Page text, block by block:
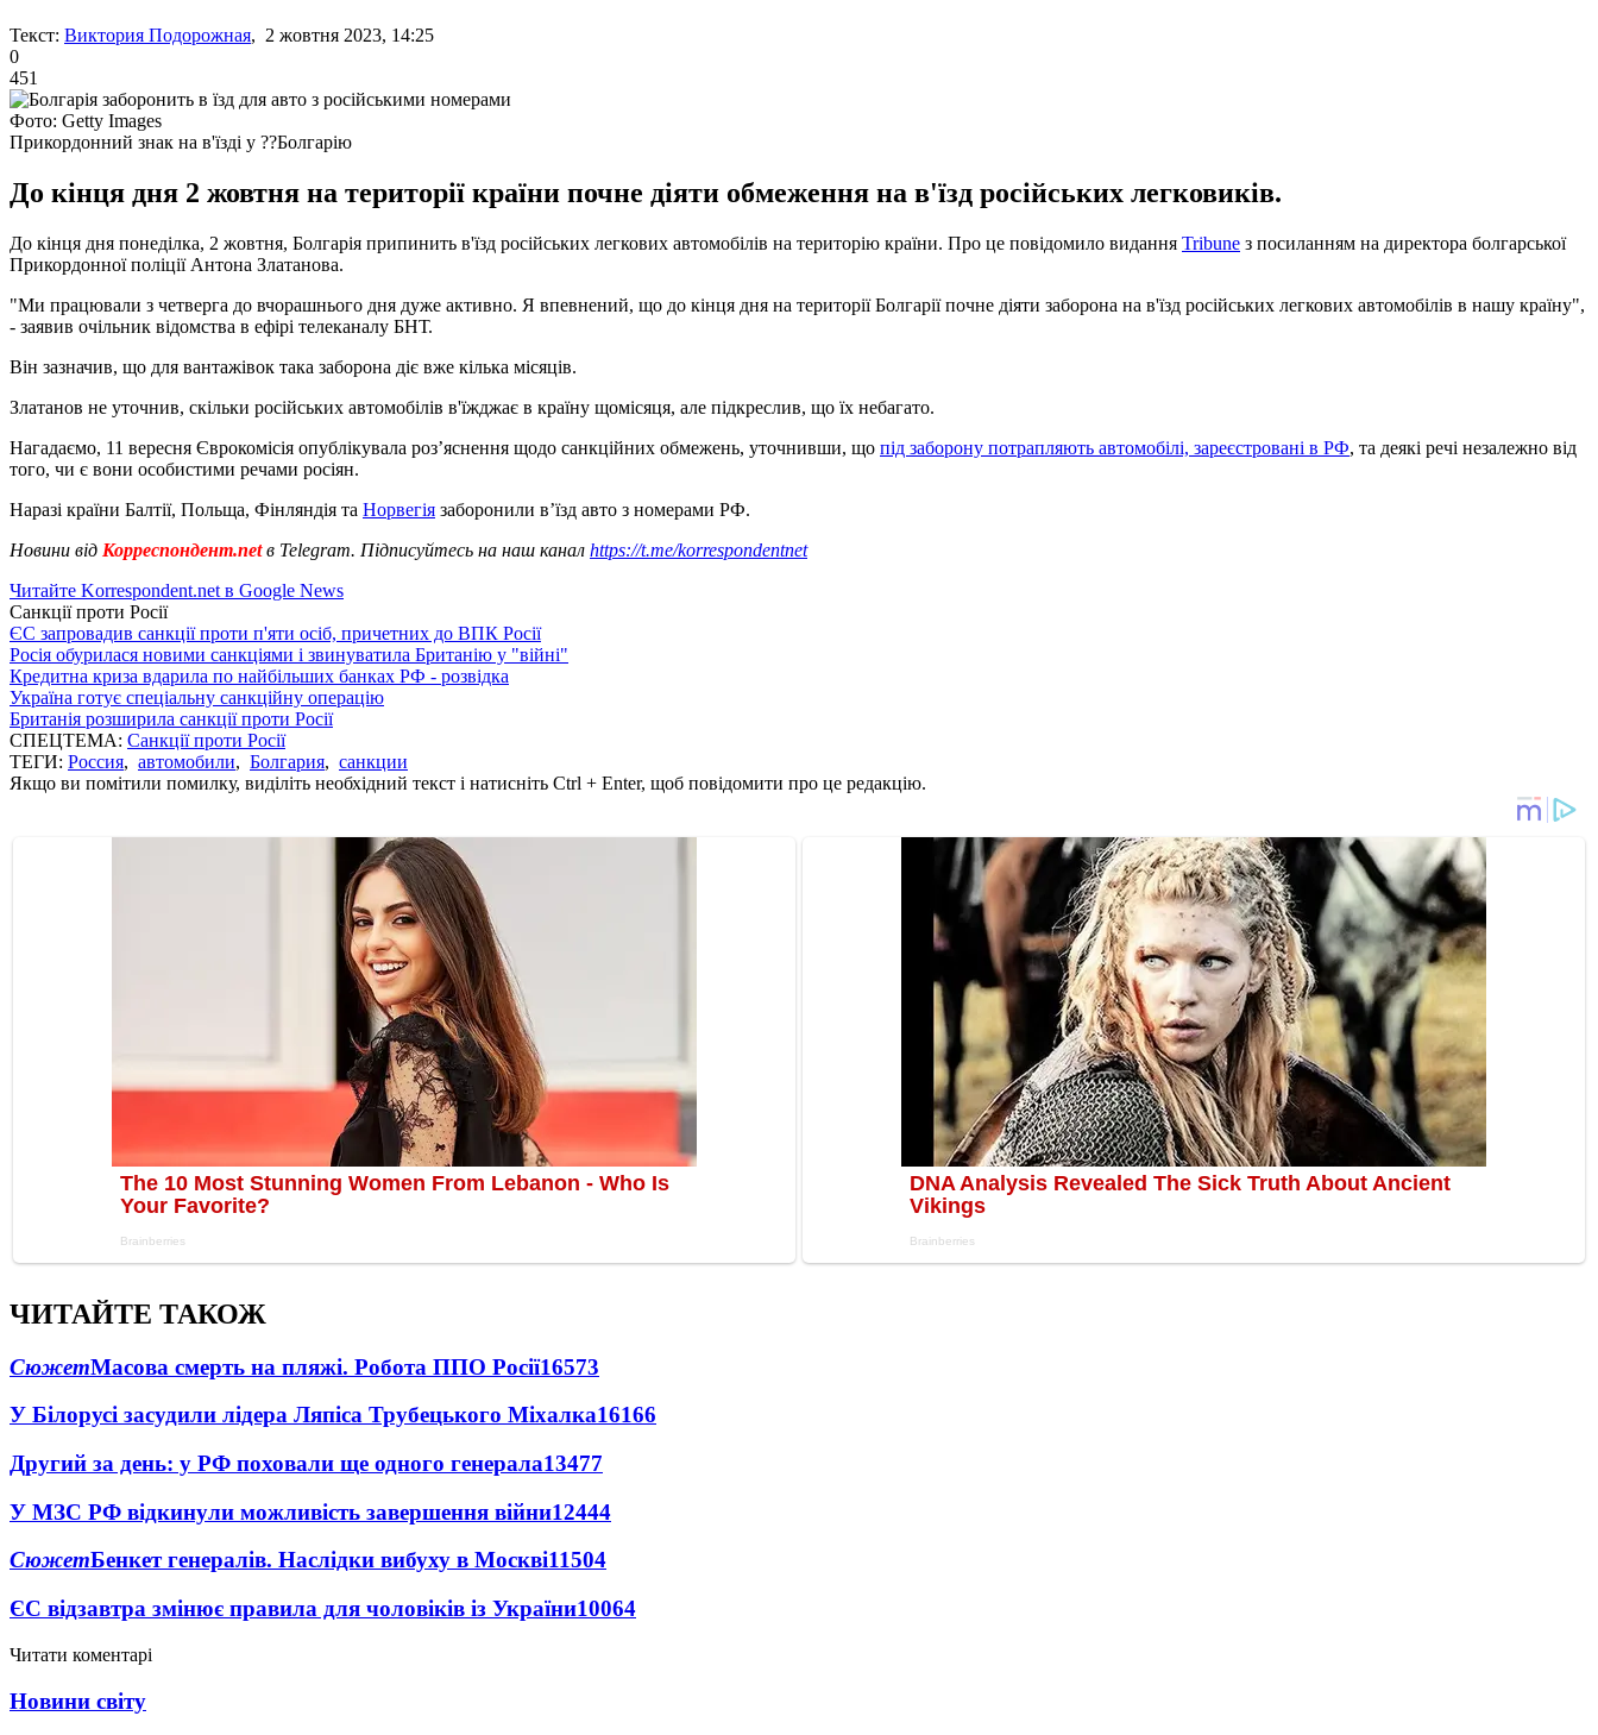
Текст: Виктория Подорожная, 2 жовтня 2023, 14:25
0
451
Фото: Getty Images
Прикордонний знак на в'їзді у ??Болгарію
До кінця дня 2 жовтня на території країни почне діяти обмеження на в'їзд російських легковиків.
До кінця дня понеділка, 2 жовтня, Болгарія припинить в'їзд російських легкових автомобілів на територію країни. Про це повідомило видання Tribune з посиланням на директора болгарської
Прикордонної поліції Антона Златанова.
"Ми працювали з четверга до вчорашнього дня дуже активно. Я впевнений, що до кінця дня на території Болгарії почне діяти заборона на в'їзд російських легкових автомобілів в нашу країну",
- заявив очільник відомства в ефірі телеканалу БНТ.
Він зазначив, що для вантажівок така заборона діє вже кілька місяців.
Златанов не уточнив, скільки російських автомобілів в'їжджає в країну щомісяця, але підкреслив, що їх небагато.
Нагадаємо, 11 вересня Єврокомісія опублікувала роз’яснення щодо санкційних обмежень, уточнивши, що під заборону потрапляють автомобілі, зареєстровані в РФ, та деякі речі незалежно від
того, чи є вони особистими речами росіян.
Наразі країни Балтії, Польща, Фінляндія та Норвегія заборонили в’їзд авто з номерами РФ.
Новини від Корреспондент.netв Telegram. Підписуйтесь на наш канал https://t.me/korrespondentnet
Читайте Korrespondent.net в Google News
Санкції проти Росії
ЄС запровадив санкції проти п'яти осіб, причетних до ВПК Росії
Росія обурилася новими санкціями і звинуватила Британію у "війні"
Кредитна криза вдарила по найбільших банках РФ - розвідка
Україна готує спеціальну санкційну операцію
Британія розширила санкції проти Росії
СПЕЦТЕМА: Санкції проти Росії
ТЕГИ: Россия, автомобили, Болгария, санкции
Якщо ви помітили помилку, виділіть необхідний текст і натисніть Ctrl + Enter, щоб повідомити про це редакцію.
ЧИТАЙТЕ ТАКОЖ
СюжетМасова смерть на пляжі. Робота ППО Росії16573
У Білорусі засудили лідера Ляпіса Трубецького Міхалка16166
Другий за день: у РФ поховали ще одного генерала13477
У МЗС РФ відкинули можливість завершення війни12444
СюжетБенкет генералів. Наслідки вибуху в Москві11504
ЄС відзавтра змінює правила для чоловіків із України10064
Читати коментарі
Новини світу